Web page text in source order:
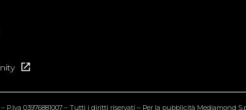
P.Iva 03976881007 – Tutti i diritti riservati – Per la pubblicità Mediamond